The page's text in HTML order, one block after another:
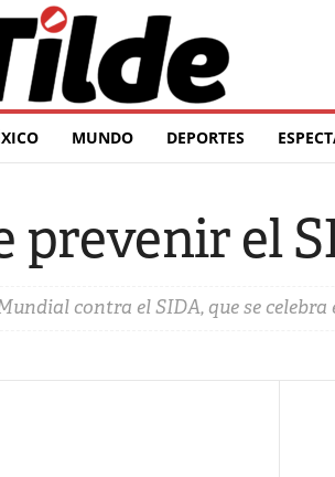
MUNDO DEPORTES
prevenir el
contra el SIDA, que se celebra